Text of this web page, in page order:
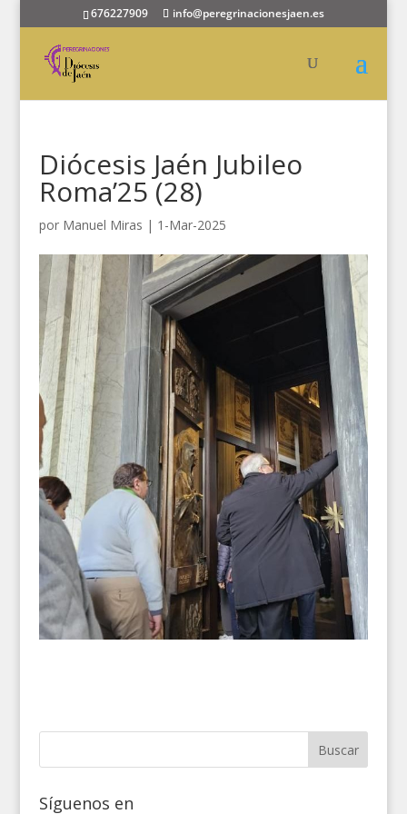
676227909 info@peregrinacionesjaen.es
Diócesis Jaén Jubileo
Roma’25 (28)
por Manuel Miras | 1-Mar-2025
Síguenos en